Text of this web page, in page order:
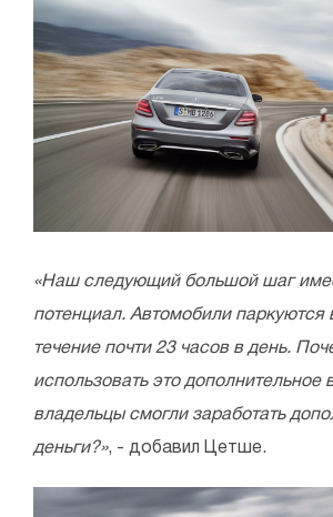
«Наш следующий большой шаг
потенциал. Автомобили паркуются
течение почти 23 часов в день.
использовать это дополнительное
владельцы смогли заработать
деньги?», - добавил Цетше.